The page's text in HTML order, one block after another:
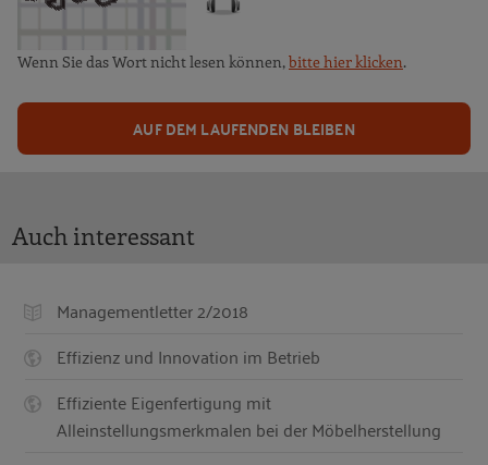
Wenn Sie das Wort nicht lesen können,bitte hier klicken.
AUF DEM LAUFENDEN BLEIBEN
Auch interessant
Managementletter 2/2018
Effizienz und Innovation im Betrieb
Effiziente Eigenfertigung mit
Alleinstellungsmerkmalen bei der Möbelherstellung